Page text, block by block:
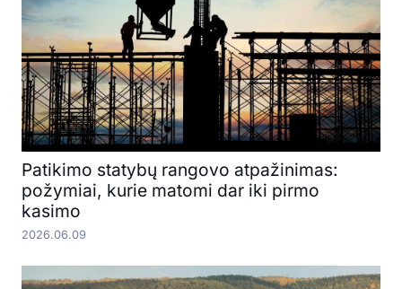
Patikimo statybų rangovo atpažinimas:
požymiai, kurie matomi dar iki pirmo
kasimo
2026.06.09